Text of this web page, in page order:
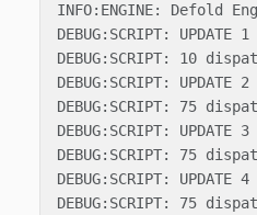
INFO:ENGINE: Defold
DEBUG:SCRIPT: UPDATE 1
DEBUG:SCRIPT: 10
DEBUG:SCRIPT: UPDATE 2
DEBUG:SCRIPT: 75
DEBUG:SCRIPT: UPDATE 3
DEBUG:SCRIPT: 75
DEBUG:SCRIPT: UPDATE 4
DEBUG:SCRIPT: 75